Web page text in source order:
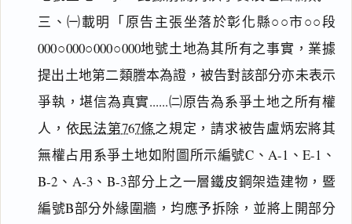
三、㈠載明「原告主張坐落於彰化縣○○市○○段
000○000○000○000地號土地為其所有之事實，業據
提出土地第二類謄本為證，被告對該部分亦未表示
爭執，堪信為真實......㈡原告為系爭土地之所有權
人，依民法第767條之規定，請求被告盧炳宏將其
無權占用系爭土地如附圖所示編號C、A-1、E-1、
B-2、A-3、B-3部分上之一層鐵皮鋼架造建物，暨
編號B部分外緣圍牆，均應予拆除，並將上開部分